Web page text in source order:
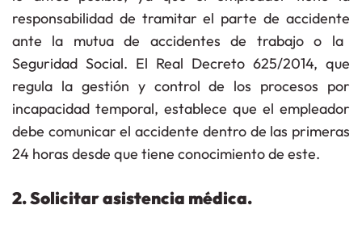
responsabilidad de tramitar el parte de accidente
ante la mutua de accidentes de trabajo o la
Seguridad Social. El Real Decreto 625/2014, que
regula la gestión y control de los procesos por
incapacidad temporal, establece que el empleador
debe comunicar el accidente dentro de las primeras
24 horas desde que tiene conocimiento de este.
2. Solicitar asistencia médica.